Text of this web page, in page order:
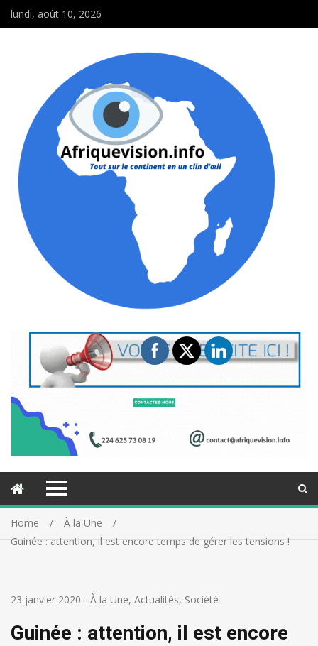
lundi, août 10, 2026
Home
À la Une
Guinée : attention, il est encore temps de gérer les tensions !
23 janvier 2020 - À la Une, Actualités, Société
Guinée : attention, il est encore